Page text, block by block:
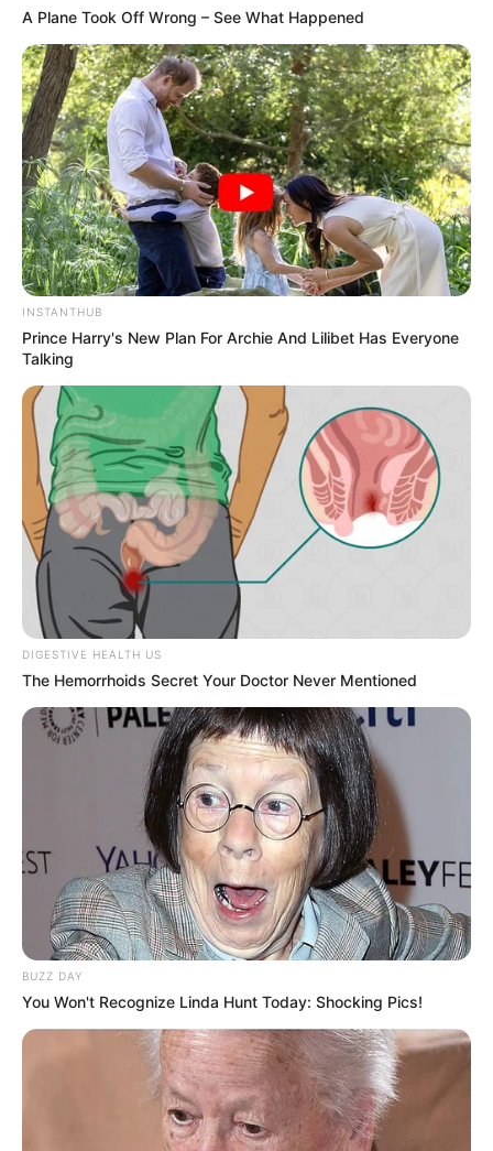
Serem! 9 Chat Ojek Online &
Pelanggan Ini Bikin Auto
Merinding
Bikin Ngakak, 10 Potret
Cosplay Murah Pakai Bahan
A Plane Took Off Wrong – See What Happened
INSTANTHUB
Prince Harry's New Plan For Archie And Lilibet Has Everyone
Talking
DIGESTIVE HEALTH US
The Hemorrhoids Secret Your Doctor Never Mentioned
BUZZ DAY
You Won't Recognize Linda Hunt Today: Shocking Pics!